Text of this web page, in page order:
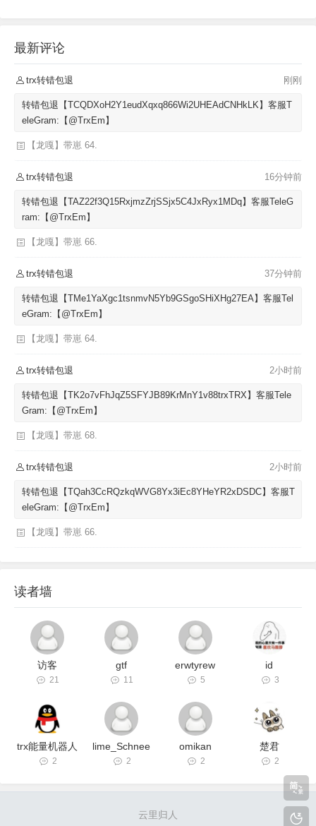
最新评论
trx转错包退 刚刚
转错包退【TCQDXoH2Y1eudXqxq866Wi2UHEAdCNHkLK】客服T
eleGram:【@TrxEm】
【龙嘎】带崽 64.
trx转错包退 16分钟前
转错包退【TAZ22f3Q15RxjmzZrjSSjx5C4JxRyx1MDq】客服TeleG
ram:【@TrxEm】
【龙嘎】带崽 66.
trx转错包退 37分钟前
转错包退【TMe1YaXgc1tsnmvN5Yb9GSgoSHiXHg27EA】客服Tel
eGram:【@TrxEm】
【龙嘎】带崽 64.
trx转错包退 2小时前
转错包退【TK2o7vFhJqZ5SFYJB89KrMnY1v88trxTRX】客服Tele
Gram:【@TrxEm】
【龙嘎】带崽 68.
trx转错包退 2小时前
转错包退【TQah3CcRQzkqWVG8Yx3iEc8YHeYR2xDSDC】客服T
eleGram:【@TrxEm】
【龙嘎】带崽 66.
读者墙
访客
21
gtf
11
erwtyrew
5
id
3
trx能量机器人
2
lime_Schnee
2
omikan
2
楚君
2
云里归人